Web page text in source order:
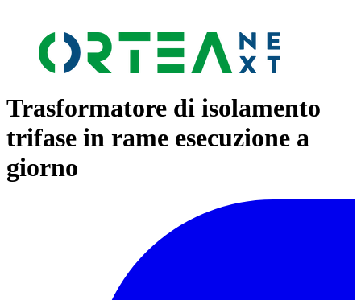
Trasformatore di isolamento
trifase in rame esecuzione a
giorno